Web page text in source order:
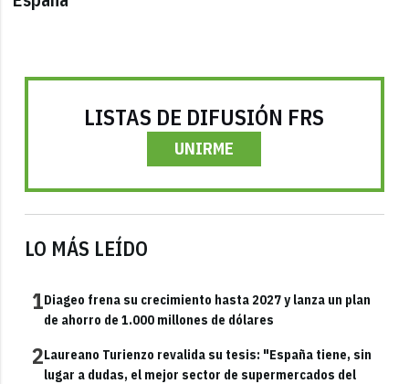
LISTAS DE DIFUSIÓN FRS
UNIRME
LO MÁS LEÍDO
1Diageo frena su crecimiento hasta 2027 y lanza un plan
de ahorro de 1.000 millones de dólares
2Laureano Turienzo revalida su tesis: "España tiene, sin
lugar a dudas, el mejor sector de supermercados del